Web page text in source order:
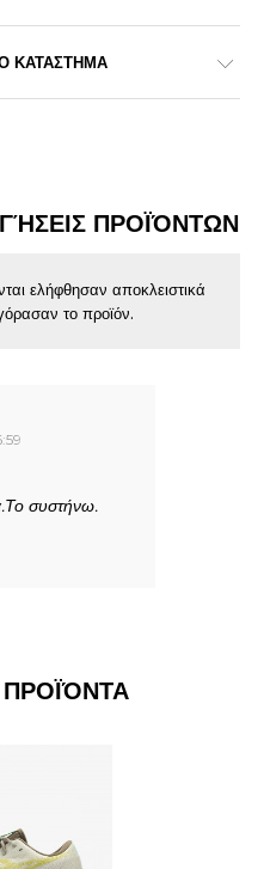
ΚΑΤΑΣΤΗΜΑ
ΠΡΟΪΌΝΤΩΝ
ελήφθησαν αποκλειστικά
το προϊόν.
συστήνω.